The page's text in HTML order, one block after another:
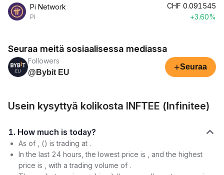
Pi Network
PI
CHF 0.091545
+3.60%
Seuraa meitä sosiaalisessa mediassa
Followers
@Bybit EU
+Seuraa
Usein kysyttyä kolikosta INFTEE (Infinitee)
1. How much is today?
As of , () is trading at .
In the last 24 hours, the lowest price is , and the highest
price is , with a trading volume of .